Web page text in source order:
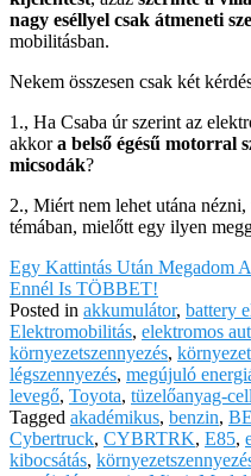
nagy eséllyel csak átmeneti
mobilitásban.
Nekem összesen csak két
1., Ha Csaba úr szerint az
akkora belső égésű motorral
micsodák?
2., Miért nem lehet utána
témában, mielőtt egy ilyen
Egy Kattintás Után Megadom
Ennél Is TÖBBET!
Posted in akkumulátor, battery
Elektromobilitás, elektromos
környezetszennyezés,
légszennyezés, megújuló
levegő, Toyota, tüzelőanyag-
Tagged akadémikus, benzin,
Cybertruck, CYBRTRK, E85,
kibocsátás,